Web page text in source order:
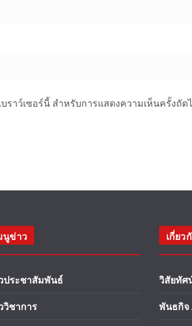
าว์เซอร์นี้ สำหรับการแสดงความเห็นครั้งถัด
นูข่าว
ประชาสัมพันธ์
วิชาการ
เกี่ยว
วิสัยทั
พันธกิจ